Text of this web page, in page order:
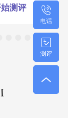
测评
电话
测评